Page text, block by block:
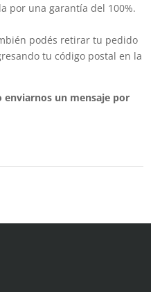
por una garantía del 100%.
podés retirar tu pedido
tu código postal en la
enviarnos un mensaje por